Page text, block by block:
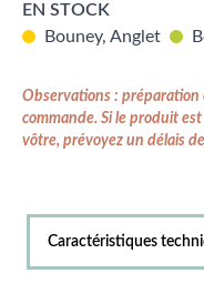
EN STOCK
Bouney, Anglet
Observations : préparation
commande. Si le produit
vôtre, prévoyez un délais
Caractéristiques